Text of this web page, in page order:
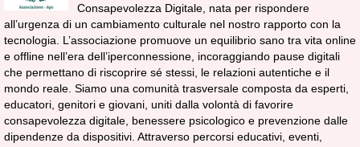
Consapevolezza Digitale, nata per rispondere
all’urgenza di un cambiamento culturale nel nostro rapporto con la
tecnologia. L’associazione promuove un equilibrio sano tra vita online
e offline nell’era dell’iperconnessione, incoraggiando pause digitali
che permettano di riscoprire sé stessi, le relazioni autentiche e il
mondo reale. Siamo una comunità trasversale composta da esperti,
educatori, genitori e giovani, uniti dalla volontà di favorire
consapevolezza digitale, benessere psicologico e prevenzione dalle
dipendenze da dispositivi. Attraverso percorsi educativi, eventi,